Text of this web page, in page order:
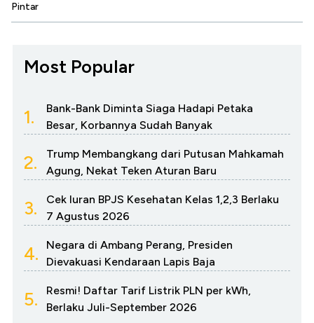
Pintar
Most Popular
1.
Bank-Bank Diminta Siaga Hadapi Petaka
Besar, Korbannya Sudah Banyak
2.
Trump Membangkang dari Putusan Mahkamah
Agung, Nekat Teken Aturan Baru
3.
Cek Iuran BPJS Kesehatan Kelas 1,2,3 Berlaku
7 Agustus 2026
4.
Negara di Ambang Perang, Presiden
Dievakuasi Kendaraan Lapis Baja
5.
Resmi! Daftar Tarif Listrik PLN per kWh,
Berlaku Juli-September 2026